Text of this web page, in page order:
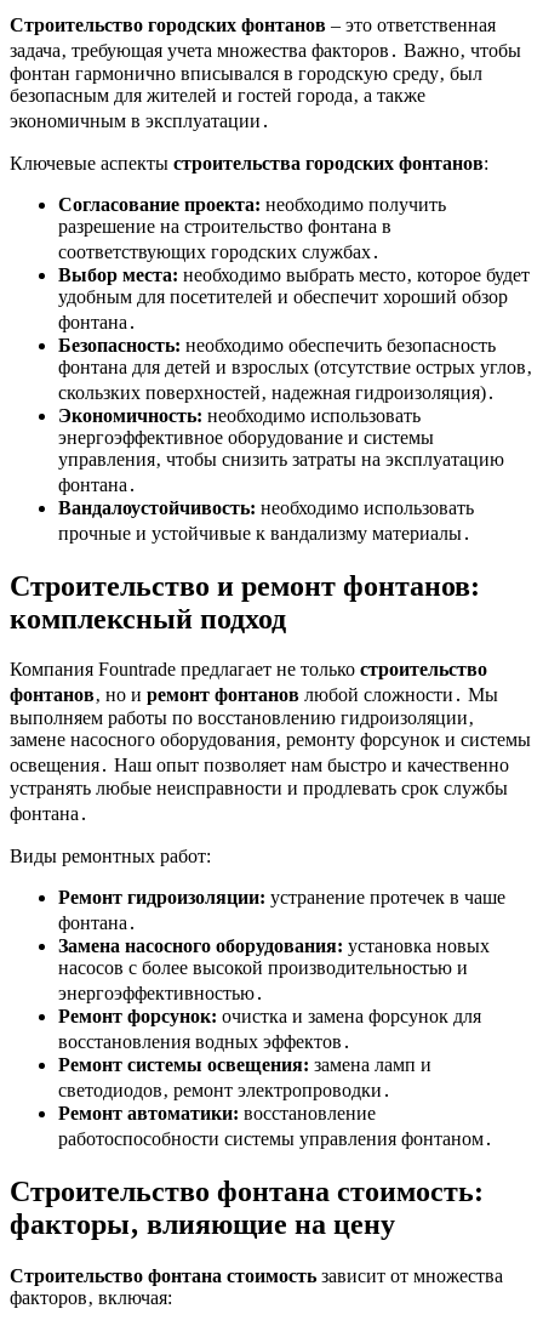
Строительство городских фонтанов – это ответственная
задача‚ требующая учета множества факторов․ Важно‚ чтобы
фонтан гармонично вписывался в городскую среду‚ был
безопасным для жителей и гостей города‚ а также
экономичным в эксплуатации․
Ключевые аспекты строительства городских фонтанов:
Согласование проекта: необходимо получить
разрешение на строительство фонтана в
соответствующих городских службах․
Выбор места: необходимо выбрать место‚ которое будет
удобным для посетителей и обеспечит хороший обзор
фонтана․
Безопасность: необходимо обеспечить безопасность
фонтана для детей и взрослых (отсутствие острых углов‚
скользких поверхностей‚ надежная гидроизоляция)․
Экономичность: необходимо использовать
энергоэффективное оборудование и системы
управления‚ чтобы снизить затраты на эксплуатацию
фонтана․
Вандалоустойчивость: необходимо использовать
прочные и устойчивые к вандализму материалы․
Строительство и ремонт фонтанов:
комплексный подход
Компания Fountrade предлагает не только строительство
фонтанов‚ но и ремонт фонтанов любой сложности․ Мы
выполняем работы по восстановлению гидроизоляции‚
замене насосного оборудования‚ ремонту форсунок и системы
освещения․ Наш опыт позволяет нам быстро и качественно
устранять любые неисправности и продлевать срок службы
фонтана․
Виды ремонтных работ:
Ремонт гидроизоляции: устранение протечек в чаше
фонтана․
Замена насосного оборудования: установка новых
насосов с более высокой производительностью и
энергоэффективностью․
Ремонт форсунок: очистка и замена форсунок для
восстановления водных эффектов․
Ремонт системы освещения: замена ламп и
светодиодов‚ ремонт электропроводки․
Ремонт автоматики: восстановление
работоспособности системы управления фонтаном․
Строительство фонтана стоимость:
факторы‚ влияющие на цену
Строительство фонтана стоимость зависит от множества
факторов‚ включая: